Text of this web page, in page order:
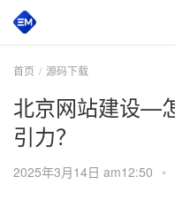
首页 源码下载
北京网站建设—
引力？
2025年3月14日 am12:50 •